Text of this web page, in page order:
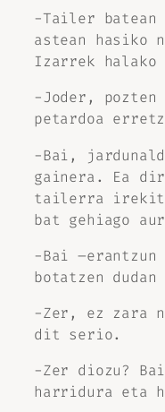
-Tailer batean
astean hasiko
Izarrek halako
-Joder,
petardoa
-Bai,
gainera. Ea
tailerra
bat gehiago
-Bai
botatzen
-Zer, ez zara
dit serio.
-Zer diozu?
harridura eta